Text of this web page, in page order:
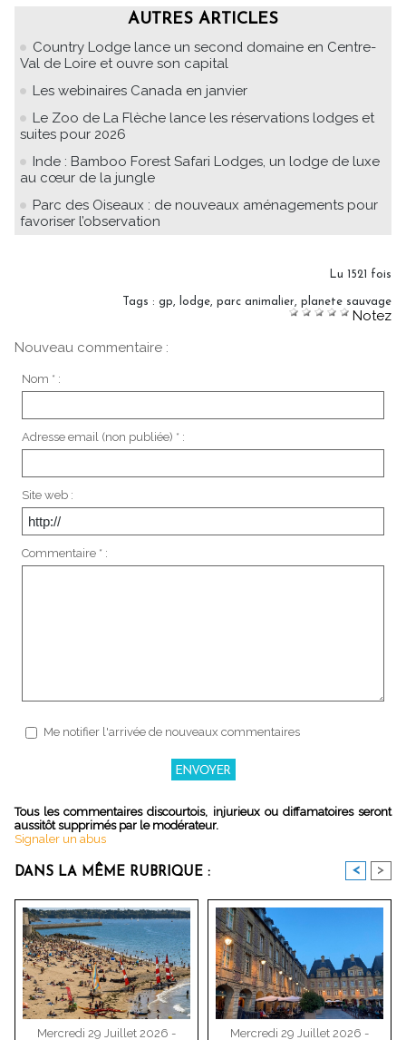
AUTRES ARTICLES
Country Lodge lance un second domaine en Centre-
Val de Loire et ouvre son capital
Les webinaires Canada en janvier
Le Zoo de La Flèche lance les réservations lodges et
suites pour 2026
Inde : Bamboo Forest Safari Lodges, un lodge de luxe
au cœur de la jungle
Parc des Oiseaux : de nouveaux aménagements pour
favoriser l’observation
Lu 1521 fois
Tags : gp lodge parc animalier planete sauvage
Notez
Nouveau commentaire :
Nom * :
Adresse email (non publiée) * :
Site web :
Commentaire * :
Me notifier l'arrivée de nouveaux commentaires
Tous les commentaires discourtois, injurieux ou diffamatoires seront
aussitôt supprimés par le modérateur.
Signaler un abus
DANS LA MÊME RUBRIQUE : < >
Mercredi 29 Juillet 2026 -
Mercredi 29 Juillet 2026 -